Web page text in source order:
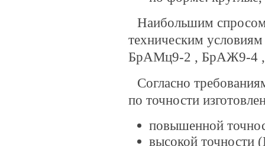
Наибольшим спросом
техническим
БрАМц9-2 , БрАЖ9-4
Согласно
по точности
повышенной
высокой точности